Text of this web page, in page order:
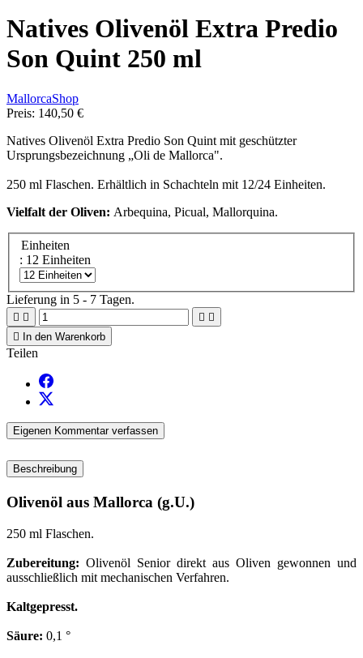
Natives Olivenöl Extra Predio
Son Quint 250 ml
MallorcaShop
Preis: 140,50 €
Natives Olivenöl Extra Predio Son Quint mit geschützter
Ursprungsbezeichnung „Oli de Mallorca".
250 ml Flaschen. Erhältlich in Schachteln mit 12/24 Einheiten.
Vielfalt der Oliven: Arbequina, Picual, Mallorquina.
Einheiten
: 12 Einheiten
Lieferung in 5 - 7 Tagen.
   

In den Warenkorb
Teilen
Eigenen Kommentar verfassen
Beschreibung
Olivenöl aus Mallorca (g.U.)
250 ml Flaschen.
Zubereitung: Olivenöl Senior direkt aus Oliven gewonnen und
ausschließlich mit mechanischen Verfahren.
Kaltgepresst.
Säure: 0,1 °